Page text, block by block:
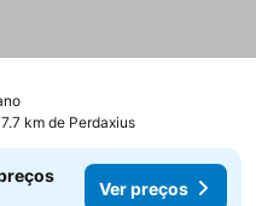
km de Perdaxius
Ver preços